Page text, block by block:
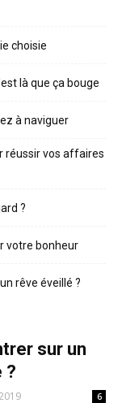
choisie
là que ça bouge
à naviguer
réussir vos affaires
?
votre bonheur
rêve éveillé ?
sur un
?
6